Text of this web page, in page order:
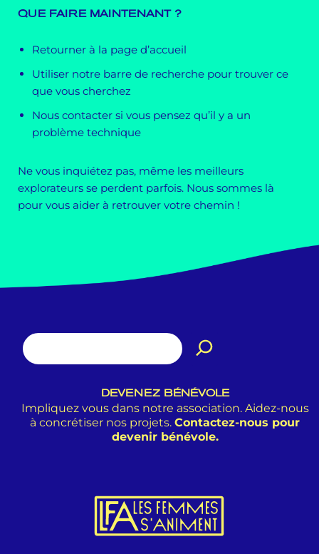
QUE FAIRE MAINTENANT ?
Retourner à la page d’accueil
Utiliser notre barre de recherche pour trouver ce
que vous cherchez
Nous contacter si vous pensez qu’il y a un
problème technique
Ne vous inquiétez pas, même les meilleurs
explorateurs se perdent parfois. Nous sommes là
pour vous aider à retrouver votre chemin !
DEVENEZ BÉNÉVOLE
Impliquez vous dans notre association. Aidez-nous
à concrétiser nos projets. Contactez-nous pour
devenir bénévole.